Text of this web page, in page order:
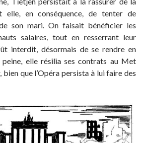
elle, en conséquence, de tenter de
son mari. On faisait bénéficier les
salaires, tout en resserrant leur
interdit, désormais de se rendre en
elle résilia ses contrats au Met
bien que l’Opéra persista à lui faire des